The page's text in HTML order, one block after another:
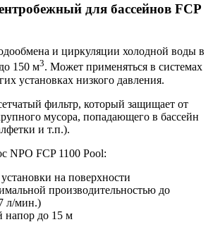
для бассейнов FCP
и циркуляции холодной воды в
150 м3. Может применяться в системах
установках низкого давления.
фильтр, который защищает от
мусора, попадающего в бассейн
и т.п.).
NPO FCP 1100 Pool:
на поверхности
производительностью до
л/мин.)
напор до 15 м